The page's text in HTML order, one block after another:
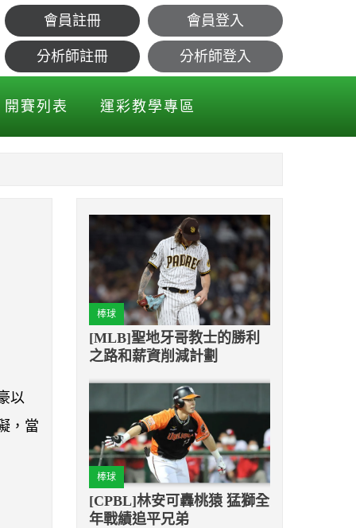
左眼
會員註冊 會員登入
分析師註冊 分析師登入
開賽列表 運彩教學專區
以
，當
棒球
[MLB]聖地牙哥教士的勝利
之路和薪資削減計劃
棒球
[CPBL]林安可轟桃猿 猛獅全
年戰績追平兄弟